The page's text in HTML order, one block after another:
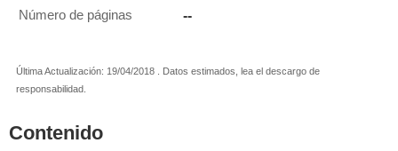
Número de páginas --
Última Actualización: 19/04/2018 . Datos estimados, lea el descargo de
responsabilidad.
Contenido